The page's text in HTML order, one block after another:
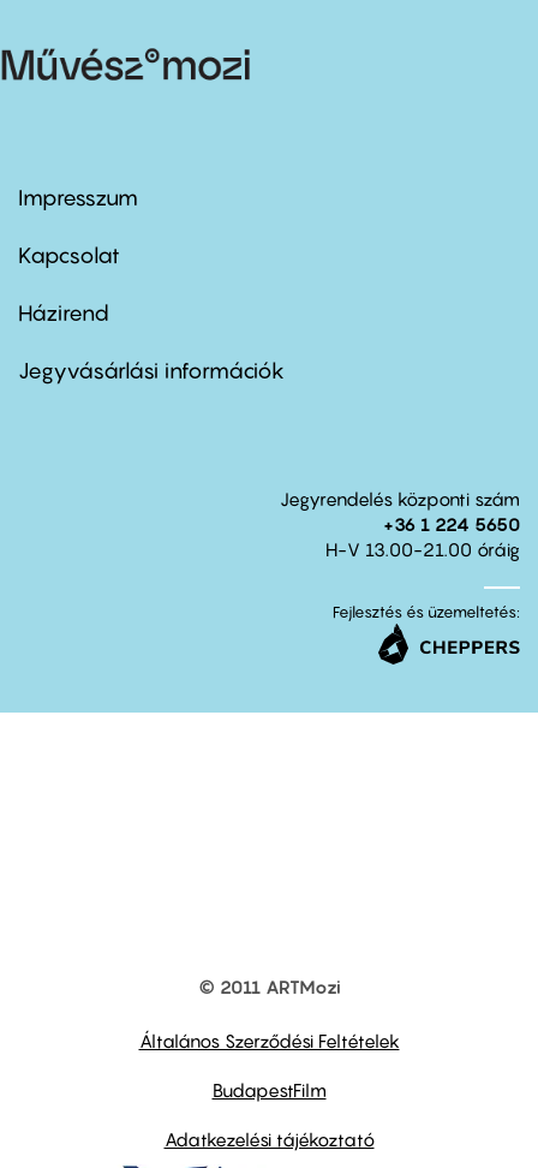
Footer
first
Impresszum
Kapcsolat
Footer
second
Házirend
Jegyvásárlási információk
Jegyrendelés központi szám
+36 1 224 5650
H-V 13.00-21.00 óráig
Fejlesztés és üzemeltetés:
© 2011 ARTMozi
Általános Szerződési Feltételek
BudapestFilm
Adatkezelési tájékoztató